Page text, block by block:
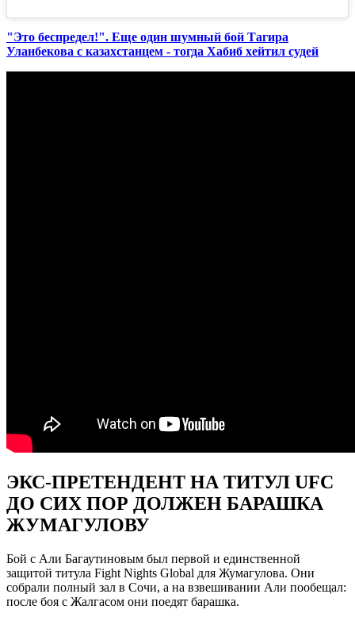
"Это беспредел!". Еще один шумный бой Тагира
Уланбекова с казахстанцем - тогда Хабиб хейтил судей
ЭКС-ПРЕТЕНДЕНТ НА ТИТУЛ UFC
ДО СИХ ПОР ДОЛЖЕН БАРАШКА
ЖУМАГУЛОВУ
Бой с Али Багаутиновым был первой и единственной
защитой титула Fight Nights Global для Жумагулова. Они
собрали полный зал в Сочи, а на взвешивании Али пообещал:
после боя с Жалгасом они поедят барашка.